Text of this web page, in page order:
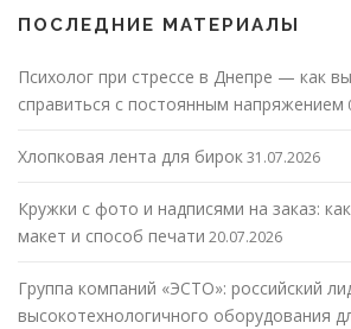
ПОСЛЕДНИЕ МАТЕРИАЛЫ
Психолог при стрессе в Днепре — как
справиться с постоянным напряжением
Хлопковая лента для бирок 31.07.2026
Кружки с фото и надписями на заказ:
макет и способ печати 20.07.2026
Группа компаний «ЭСТО»: российский
высокотехнологичного оборудования